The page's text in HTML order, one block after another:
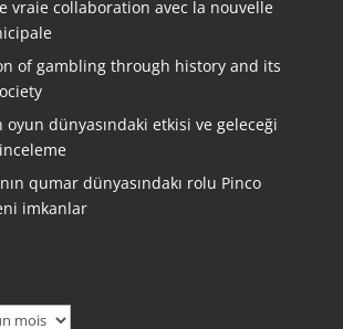
vraie collaboration avec la nouvelle
of gambling through history and its
dünyasındaki etkisi ve geleceği
qumar dünyasındakı rolu Pinco
imkanlar